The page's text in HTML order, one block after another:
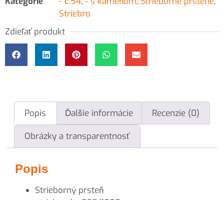
Striebro
Zdieľať produkt
Popis Ďalšie informácie Recenzie (0)
Obrázky a transparentnosť
Popis
Strieborný prsteň